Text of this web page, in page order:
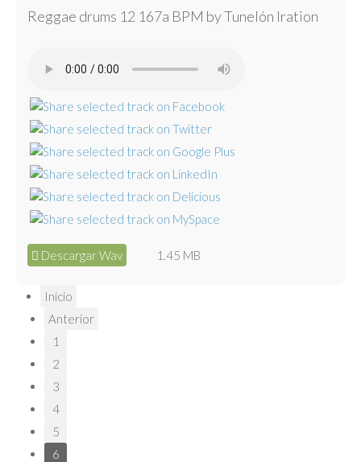
Reggae drums 12 167a BPM by Tunelón Iration
Descargar Wav 1.45 MB
Inicio
Anterior
1
2
3
4
5
6